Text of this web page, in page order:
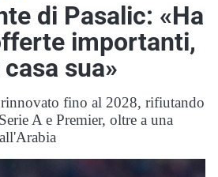
di Pasalic: «Ha
importanti,
sua»
fino al 2028, rifiutando
A e Premier, oltre a una